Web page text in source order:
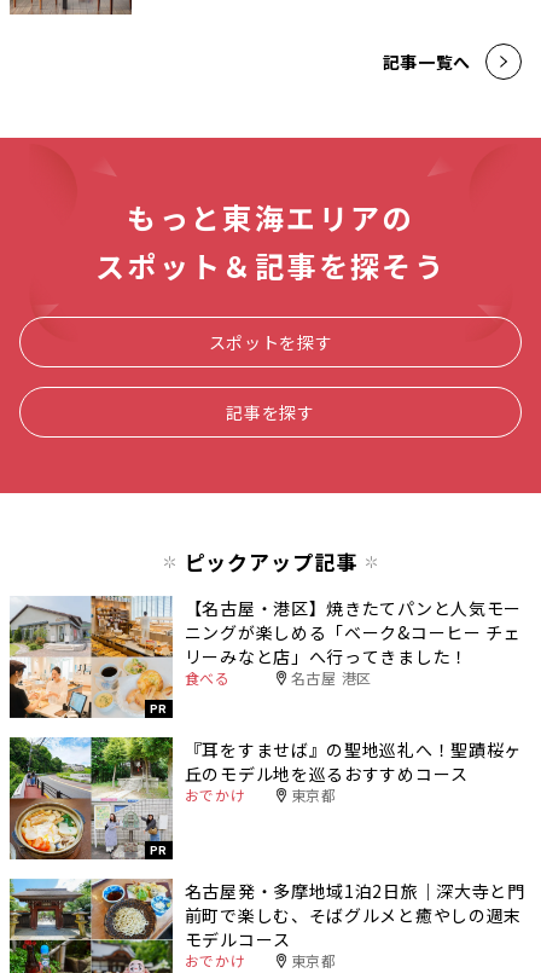
記事一覧へ
もっと東海エリアの
スポット＆記事を探そう
スポットを探す
記事を探す
ピックアップ記事
PR
【名古屋・港区】焼きたてパンと人気モー
ニングが楽しめる「ベーク&コーヒー チェ
リーみなと店」へ行ってきました！
食べる 名古屋 港区
PR
『耳をすませば』の聖地巡礼へ！聖蹟桜ヶ
丘のモデル地を巡るおすすめコース
おでかけ 東京都
名古屋発・多摩地域1泊2日旅｜深大寺と門
前町で楽しむ、そばグルメと癒やしの週末
モデルコース
おでかけ 東京都